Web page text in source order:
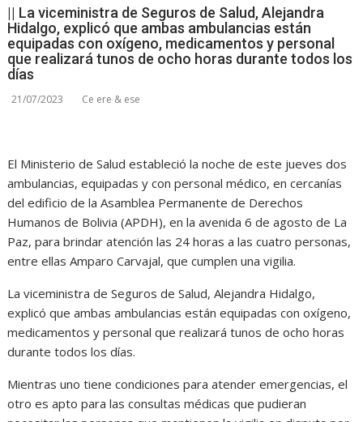
|| La viceministra de Seguros de Salud, Alejandra
Hidalgo, explicó que ambas ambulancias están
equipadas con oxígeno, medicamentos y personal
que realizará tunos de ocho horas durante todos los
días
21/07/2023 Ce ere & ese
El Ministerio de Salud estableció la noche de este jueves dos
ambulancias, equipadas y con personal médico, en cercanías
del edificio de la Asamblea Permanente de Derechos
Humanos de Bolivia (APDH), en la avenida 6 de agosto de La
Paz, para brindar atención las 24 horas a las cuatro personas,
entre ellas Amparo Carvajal, que cumplen una vigilia.
La viceministra de Seguros de Salud, Alejandra Hidalgo,
explicó que ambas ambulancias están equipadas con oxígeno,
medicamentos y personal que realizará tunos de ocho horas
durante todos los días.
Mientras uno tiene condiciones para atender emergencias, el
otro es apto para las consultas médicas que pudieran